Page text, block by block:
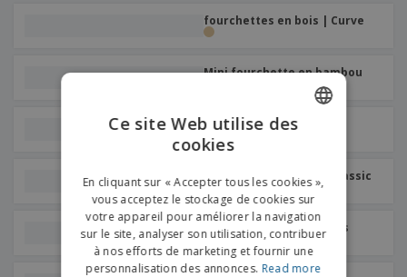
fourchettes en bois | Curve
Mini fourchette en bambou
fourchette en bambou
fourchettes en bois | Classic
Fourches en fibre de bois
DUTCH
PORTUGUESE
SPANISH
Ce site Web utilise des
cookies
En cliquant sur « Accepter tous les cookies »,
vous acceptez le stockage de cookies sur
votre appareil pour améliorer la navigation
sur le site, analyser son utilisation, contribuer
à nos efforts de marketing et fournir une
personnalisation des annonces. Read more